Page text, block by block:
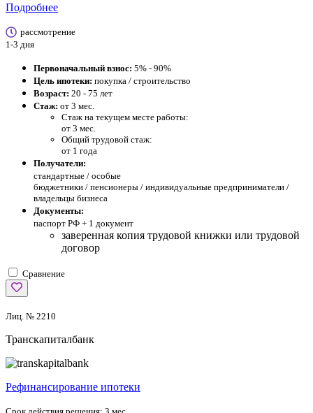
Подробнее
рассмотрение
1-3 дня
Первоначальный взнос: 5% - 90%
Цель ипотеки: покупка / строительство
Возраст: 20 - 75 лет
Стаж: от 3 мес.
Стаж на текущем месте работы:
от 3 мес.
Общий трудовой стаж:
от 1 года
Получатели:
стандартные / особые
бюджетники / пенсионеры / индивидуальные предприниматели /
владельцы бизнеса
Документы:
паспорт РФ + 1 документ
заверенная копия трудовой книжки или трудовой
договор
Сравнение
Лиц. № 2210
Транскапиталбанк
Рефинансирование ипотеки